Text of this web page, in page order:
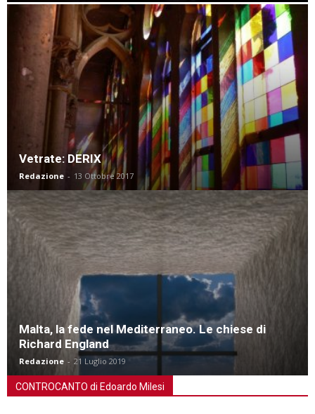
Vetrate: DERIX
Redazione - 13 Ottobre 2017
Malta, la fede nel Mediterraneo. Le chiese di
Richard England
Redazione - 21 Luglio 2019
CONTROCANTO di Edoardo Milesi